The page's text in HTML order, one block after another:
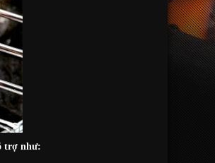
trợ như: